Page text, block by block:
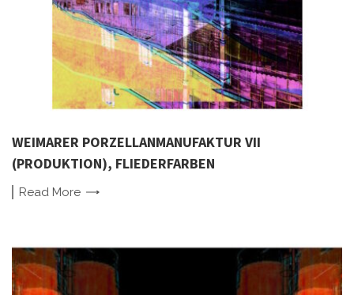
WEIMARER PORZELLANMANUFAKTUR VII
(PRODUKTION), FLIEDERFARBEN
Read More